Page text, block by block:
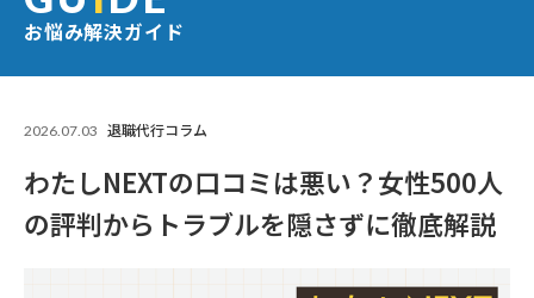
お悩み解決ガイド
2026.07.03 退職代行コラム
わたしNEXTの口コミは悪い？女性500人
の評判からトラブルを隠さずに徹底解説